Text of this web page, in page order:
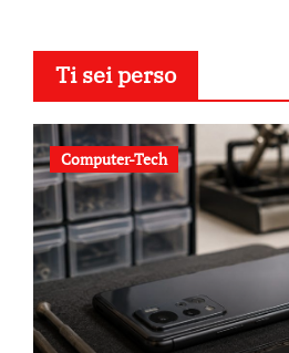
Ti sei perso
Computer-Tech